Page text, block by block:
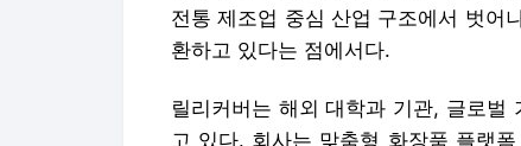
전통 제조업 중심 산업 구조에서 벗어
환하고 있다는 점에서다.
릴리커버는 해외 대학과 기관, 글로벌
고 있다. 회사는 맞춤형 화장품 플랫